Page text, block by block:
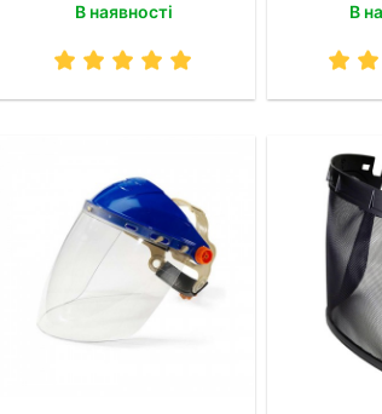
В наявності В